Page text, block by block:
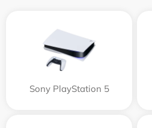
Sony PlayStation 5